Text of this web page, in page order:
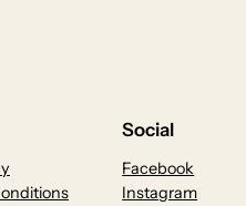
Social
Facebook
Instagram